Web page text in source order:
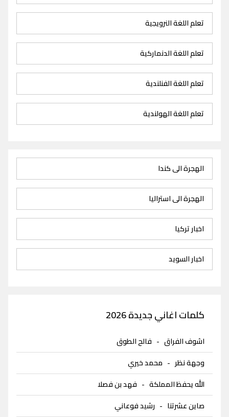
تعلم اللغة النرويجية
تعلم اللغة الدنماركية
تعلم اللغة الفنلندية
تعلم اللغة الهولندية
الهجرة الى كندا
الهجرة الى استراليا
اخبار تركيا
اخبار السويد
كلمات اغاني جديدة 2026
اشوف الفراق - فالح الطوق
وجهة نظر - محمد خيري
الله يحفظ المملكة - فهد بن فصلا
صاين عشرتنا - رشيد فوعاني